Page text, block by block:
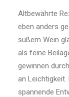
Altbewährte
eben anders
süßem Wein
als feine
gewinnen
an
spannende